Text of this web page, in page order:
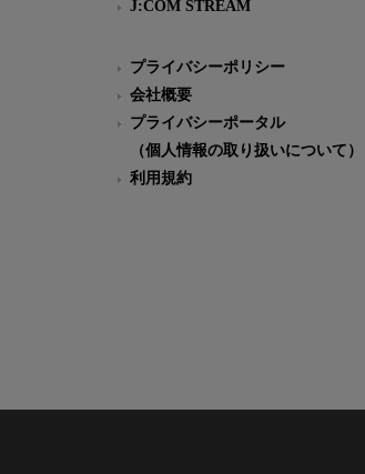
J:COM STREAM
プライバシーポリシー
会社概要
プライバシーポータル
（個人情報の取り扱いについて）
利用規約